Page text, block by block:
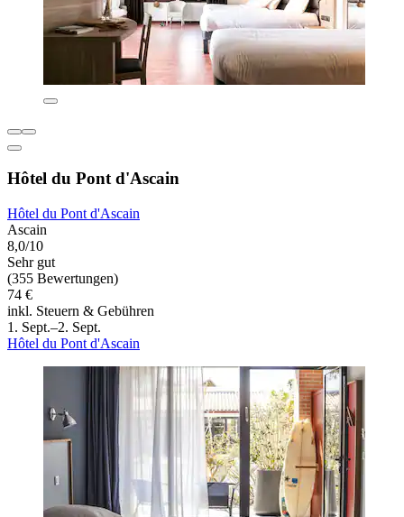
Hôtel du Pont d'Ascain
Hôtel du Pont d'Ascain
Ascain
8,0/10
Sehr gut
(355 Bewertungen)
74 €
inkl. Steuern & Gebühren
1. Sept.–2. Sept.
Hôtel du Pont d'Ascain